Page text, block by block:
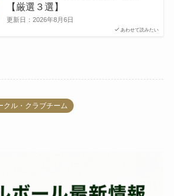
あわせて読みたい
【厳選３選】
更新日： 2026年8月6日
クル・クラブチーム